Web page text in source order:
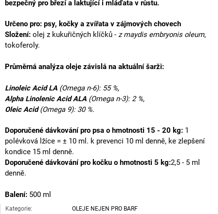
bezpečný pro březí a laktující i mláďata v růstu.
Určeno pro: psy, kočky a zvířata v zájmových chovech
Složení: olej z kukuřičných klíčků - z maydis embryonis oleum,
tokoferoly.
Průměrná analýza oleje závislá na aktuální šarži:
Linoleic Acid LA (Omega n-6): 55 %,
Alpha Linolenic Acid ALA (Omega n-3): 2 %,
Oleic Acid(Omega 9): 30 %.
Doporučené dávkování pro psa o hmotnosti 15 - 20 kg: 1
polévková lžíce = ± 10 ml. k prevenci 10 ml denně, ke zlepšení
kondice 15 ml denně.
Doporučené dávkování pro kočku o hmotnosti 5 kg:2,5 - 5 ml
denně.
Balení: 500 ml
Kategorie:
OLEJE NEJEN PRO BARF